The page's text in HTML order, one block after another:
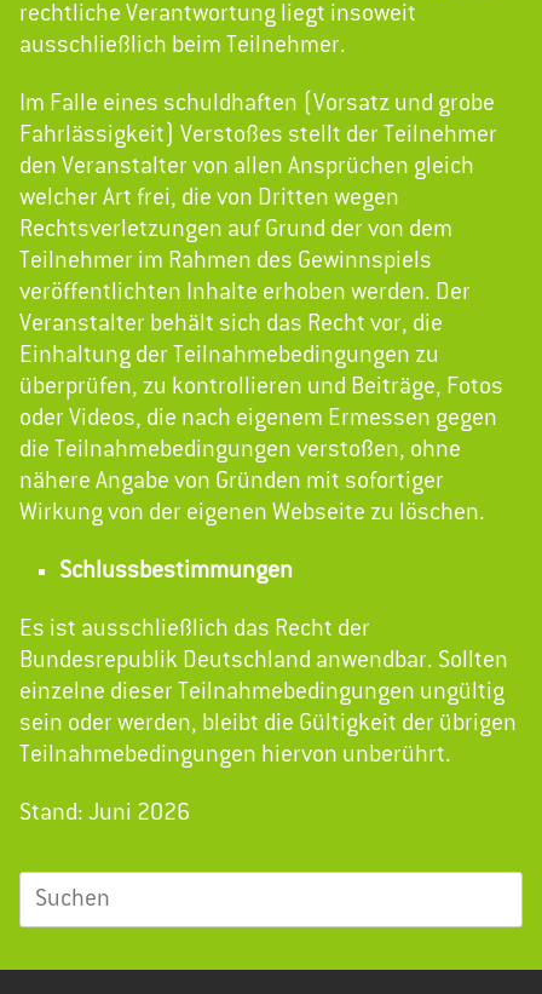
rechtliche Verantwortung liegt insoweit
ausschließlich beim Teilnehmer.
Im Falle eines schuldhaften (Vorsatz und grobe
Fahrlässigkeit) Verstoßes stellt der Teilnehmer
den Veranstalter von allen Ansprüchen gleich
welcher Art frei, die von Dritten wegen
Rechtsverletzungen auf Grund der von dem
Teilnehmer im Rahmen des Gewinnspiels
veröffentlichten Inhalte erhoben werden. Der
Veranstalter behält sich das Recht vor, die
Einhaltung der Teilnahmebedingungen zu
überprüfen, zu kontrollieren und Beiträge, Fotos
oder Videos, die nach eigenem Ermessen gegen
die Teilnahmebedingungen verstoßen, ohne
nähere Angabe von Gründen mit sofortiger
Wirkung von der eigenen Webseite zu löschen.
Schlussbestimmungen
Es ist ausschließlich das Recht der
Bundesrepublik Deutschland anwendbar. Sollten
einzelne dieser Teilnahmebedingungen ungültig
sein oder werden, bleibt die Gültigkeit der übrigen
Teilnahmebedingungen hiervon unberührt.
Stand: Juni 2026
Suchen